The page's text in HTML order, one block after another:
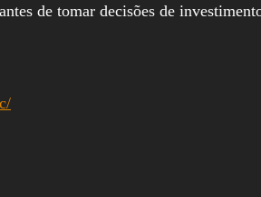
de tomar decisões de